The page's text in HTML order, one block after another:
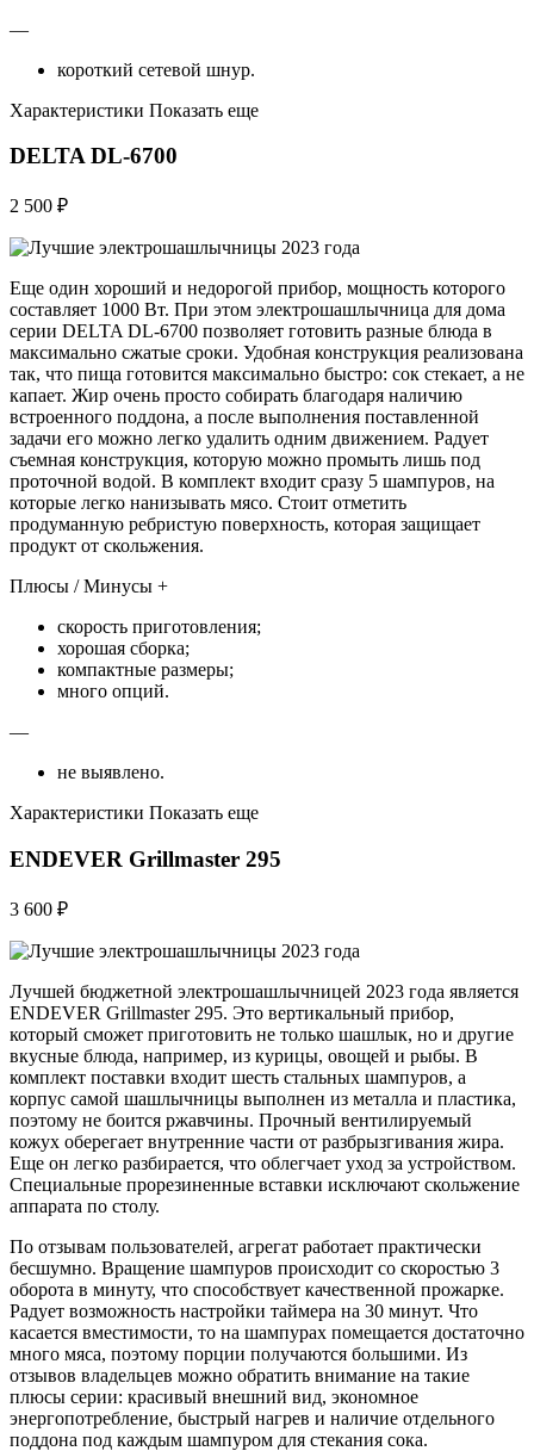
—
короткий сетевой шнур.
Характеристики Показать еще
DELTA DL-6700
2 500 ₽
Еще один хороший и недорогой прибор, мощность которого
составляет 1000 Вт. При этом электрошашлычница для дома
серии DELTA DL-6700 позволяет готовить разные блюда в
максимально сжатые сроки. Удобная конструкция реализована
так, что пища готовится максимально быстро: сок стекает, а не
капает. Жир очень просто собирать благодаря наличию
встроенного поддона, а после выполнения поставленной
задачи его можно легко удалить одним движением. Радует
съемная конструкция, которую можно промыть лишь под
проточной водой. В комплект входит сразу 5 шампуров, на
которые легко нанизывать мясо. Стоит отметить
продуманную ребристую поверхность, которая защищает
продукт от скольжения.
Плюсы / Минусы +
скорость приготовления;
хорошая сборка;
компактные размеры;
много опций.
—
не выявлено.
Характеристики Показать еще
ENDEVER Grillmaster 295
3 600 ₽
Лучшей бюджетной электрошашлычницей 2023 года является
ENDEVER Grillmaster 295. Это вертикальный прибор,
который сможет приготовить не только шашлык, но и другие
вкусные блюда, например, из курицы, овощей и рыбы. В
комплект поставки входит шесть стальных шампуров, а
корпус самой шашлычницы выполнен из металла и пластика,
поэтому не боится ржавчины. Прочный вентилируемый
кожух оберегает внутренние части от разбрызгивания жира.
Еще он легко разбирается, что облегчает уход за устройством.
Специальные прорезиненные вставки исключают скольжение
аппарата по столу.
По отзывам пользователей, агрегат работает практически
бесшумно. Вращение шампуров происходит со скоростью 3
оборота в минуту, что способствует качественной прожарке.
Радует возможность настройки таймера на 30 минут. Что
касается вместимости, то на шампурах помещается достаточно
много мяса, поэтому порции получаются большими. Из
отзывов владельцев можно обратить внимание на такие
плюсы серии: красивый внешний вид, экономное
энергопотребление, быстрый нагрев и наличие отдельного
поддона под каждым шампуром для стекания сока.